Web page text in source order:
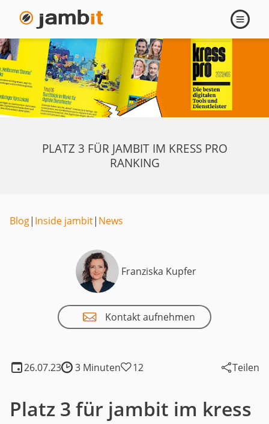
öffnen
PLATZ 3 FÜR JAMBIT IM KRESS PRO
RANKING
Franziska Kupfer
Kontakt aufnehmen
26.07.23Lesedauer:
3 Minuten 12 Teilen
Blog| Inside jambit| News
Platz 3 für jambit im kress